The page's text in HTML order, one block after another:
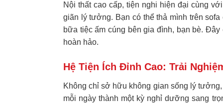
Nội thất cao cấp, tiện nghi hiện đại cùng
giãn lý tưởng. Bạn có thể thả mình trên
bữa tiệc ấm cúng bên gia đình, bạn bè.
hoàn hảo.
Hệ Tiện Ích Đỉnh Cao: Trải
Không chỉ sở hữu không gian sống lý
mỗi ngày thành một kỳ nghỉ dưỡng sang